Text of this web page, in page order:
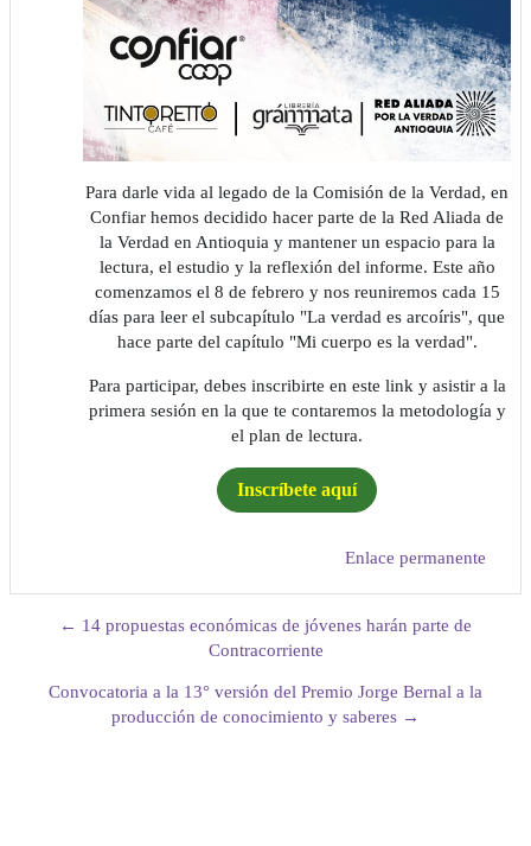
Para darle vida al legado de la Comisión de la Verdad, en
Confiar hemos decidido hacer parte de la Red Aliada de
la Verdad en Antioquia y mantener un espacio para la
lectura, el estudio y la reflexión del informe. Este año
comenzamos el 8 de febrero y nos reuniremos cada 15
días para leer el subcapítulo "La verdad es arcoíris", que
hace parte del capítulo "Mi cuerpo es la verdad".
Para participar, debes inscribirte en este link y asistir a la
primera sesión en la que te contaremos la metodología y
el plan de lectura.
Inscríbete aquí
Enlace permanente
← 14 propuestas económicas de jóvenes harán parte de
Contracorriente
Convocatoria a la 13° versión del Premio Jorge Bernal a la
producción de conocimiento y saberes →